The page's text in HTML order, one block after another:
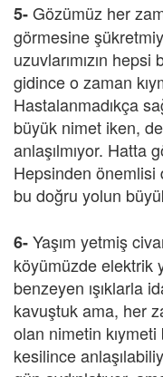
5-Gözümüz her
görmesine
uzuvlarımızın
gidince o zaman
Hastalanmadıkça
büyük nimet iken,
anlaşılmıyor. Hatta
Hepsinden
bu doğru yolun
6-Yaşım yetmiş
köyümüzde elektrik
benzeyen ışıklarla
kavuştuk ama, her
olan nimetin
kesilince